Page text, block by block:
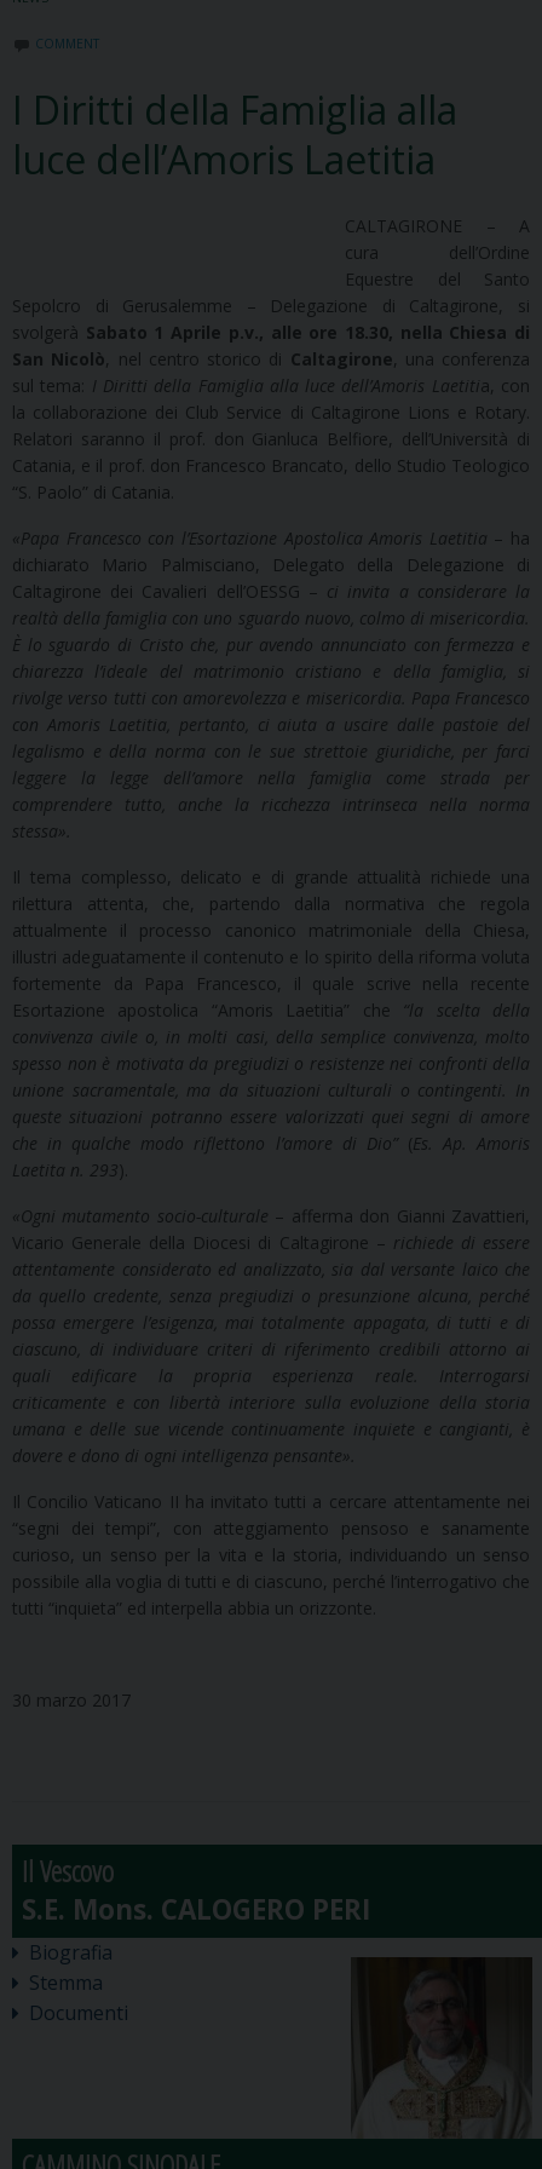
COMMENT
I Diritti della Famiglia alla
luce dell’Amoris Laetitia
CALTAGIRONE – A
cura dell’Ordine
Equestre del Santo
Sepolcro di Gerusalemme – Delegazione di Caltagirone, si
svolgerà Sabato 1 Aprile p.v., alle ore 18.30, nella Chiesa di
San Nicolò, nel centro storico di Caltagirone, una conferenza
sul tema: I Diritti della Famiglia alla luce dell’Amoris Laetitia, con
la collaborazione dei Club Service di Caltagirone Lions e Rotary.
Relatori saranno il prof. don Gianluca Belfiore, dell’Università di
Catania, e il prof. don Francesco Brancato, dello Studio Teologico
“S. Paolo” di Catania.
«Papa Francesco con l’Esortazione Apostolica Amoris Laetitia – ha
dichiarato Mario Palmisciano, Delegato della Delegazione di
Caltagirone dei Cavalieri dell’OESSG – ci invita a considerare la
realtà della famiglia con uno sguardo nuovo, colmo di misericordia.
È lo sguardo di Cristo che, pur avendo annunciato con fermezza e
chiarezza l’ideale del matrimonio cristiano e della famiglia, si
rivolge verso tutti con amorevolezza e misericordia. Papa Francesco
con Amoris Laetitia, pertanto, ci aiuta a uscire dalle pastoie del
legalismo e della norma con le sue strettoie giuridiche, per farci
leggere la legge dell’amore nella famiglia come strada per
comprendere tutto, anche la ricchezza intrinseca nella norma
stessa».
Il tema complesso, delicato e di grande attualità richiede una
rilettura attenta, che, partendo dalla normativa che regola
attualmente il processo canonico matrimoniale della Chiesa,
illustri adeguatamente il contenuto e lo spirito della riforma voluta
fortemente da Papa Francesco, il quale scrive nella recente
Esortazione apostolica “Amoris Laetitia” che “la scelta della
convivenza civile o, in molti casi, della semplice convivenza, molto
spesso non è motivata da pregiudizi o resistenze nei confronti della
unione sacramentale, ma da situazioni culturali o contingenti. In
queste situazioni potranno essere valorizzati quei segni di amore
che in qualche modo riflettono l’amore di Dio”(Es. Ap. Amoris
Laetita n. 293).
«Ogni mutamento socio-culturale – afferma don Gianni Zavattieri,
Vicario Generale della Diocesi di Caltagirone – richiede di essere
attentamente considerato ed analizzato, sia dal versante laico che
da quello credente, senza pregiudizi o presunzione alcuna, perché
possa emergere l’esigenza, mai totalmente appagata, di tutti e di
ciascuno, di individuare criteri di riferimento credibili attorno ai
quali edificare la propria esperienza reale. Interrogarsi
criticamente e con libertà interiore sulla evoluzione della storia
umana e delle sue vicende continuamente inquiete e cangianti, è
dovere e dono di ogni intelligenza pensante»
Il Concilio Vaticano II ha invitato tutti a cercare attentamente nei
“segni dei tempi”, con atteggiamento pensoso e sanamente
curioso, un senso per la vita e la storia, individuando un senso
possibile alla voglia di tutti e di ciascuno, perché l’interrogativo che
tutti “inquieta” ed interpella abbia un orizzonte.
30 marzo 2017
Il Vescovo
Biografia
Stemma
Documenti